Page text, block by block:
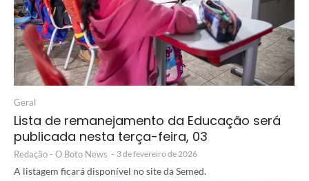
Geral
Lista de remanejamento da Educação será
publicada nesta terça-feira, 03
Redação - O Boto News - 3 de fevereiro de 2026
A listagem ficará disponível no site da Semed.